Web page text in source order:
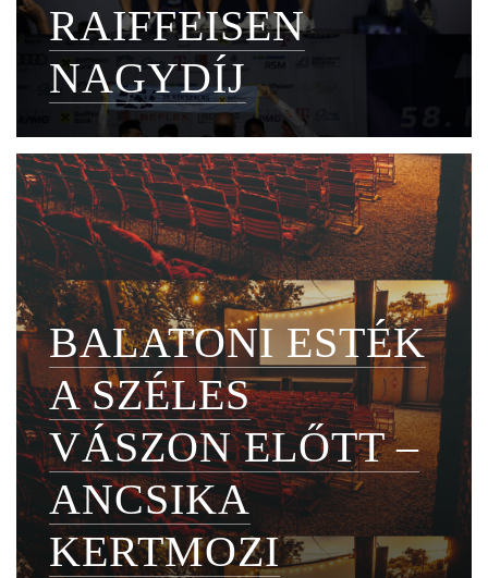
RAIFFEISEN
NAGYDÍJ
BALATONI ESTÉK
A SZÉLES
VÁSZON ELŐTT –
ANCSIKA
KERTMOZI